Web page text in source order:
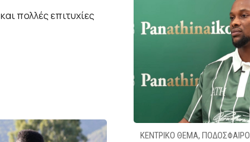
πολλές επιτυχίες
ΚΕΝΤΡΙΚΟ ΘΕΜΑ, ΠΟΔΟΣΦΑΙΡΟ